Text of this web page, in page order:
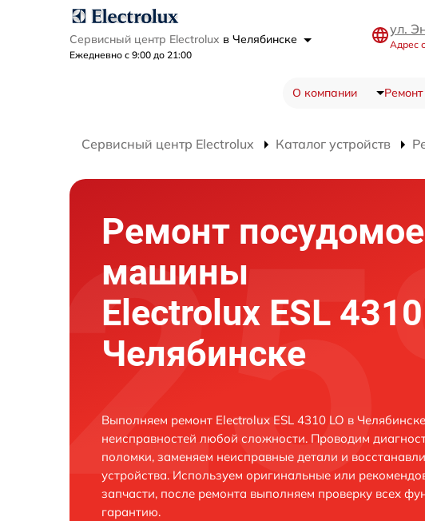
Сервисный центр Electrolux в Челябинске
Ежедневно с 9:00 до 21:00
ул.
Адрес
О компании Ремонт
Сервисный центр Electrolux Каталог устройств
Ремонт
машины
Electrolux ESL
Челябинске
Выполняем ремонт Electrolux ESL 4310 LO в
неисправностей любой сложности. Проводим
поломки, заменяем неисправные детали и
устройства. Используем оригинальные или
запчасти, после ремонта выполняем проверку всех
гарантию.